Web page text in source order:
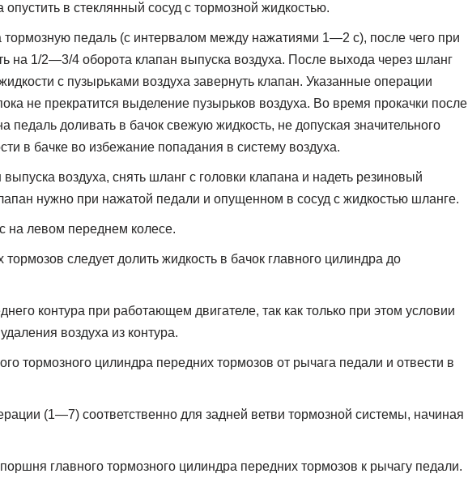
в стеклянный сосуд с тормозной жидкостью.
педаль (с интервалом между нажатиями 1—2 с), после чего при
на 1/2—3/4 оборота клапан выпуска воздуха. После выхода через шланг
с пузырьками воздуха завернуть клапан. Указанные операции
не прекратится выделение пузырьков воздуха. Во время прокачки после
доливать в бачок свежую жидкость, не допуская значительного
в бачке во избежание попадания в систему воздуха.
воздуха, снять шланг с головки клапана и надеть резиновый
нужно при нажатой педали и опущенном в сосуд с жидкостью шланге.
на левом переднем колесе.
следует долить жидкость в бачок главного цилиндра до
контура при работающем двигателе, так как только при этом условии
воздуха из контура.
тормозного цилиндра передних тормозов от рычага педали и отвести в
(1—7) соответственно для задней ветви тормозной системы, начиная
главного тормозного цилиндра передних тормозов к рычагу педали.